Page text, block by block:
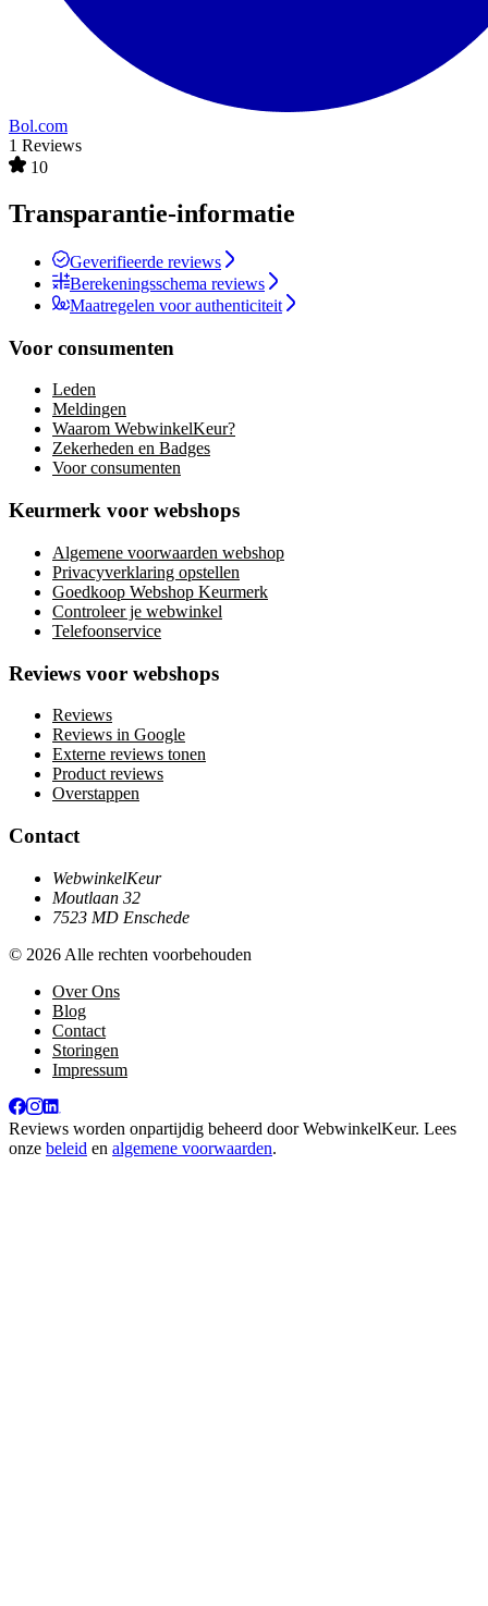
Bol.com
1 Reviews
10
Transparantie-informatie
Geverifieerde reviews
Berekeningsschema reviews
Maatregelen voor authenticiteit
Voor consumenten
Leden
Meldingen
Waarom WebwinkelKeur?
Zekerheden en Badges
Voor consumenten
Keurmerk voor webshops
Algemene voorwaarden webshop
Privacyverklaring opstellen
Goedkoop Webshop Keurmerk
Controleer je webwinkel
Telefoonservice
Reviews voor webshops
Reviews
Reviews in Google
Externe reviews tonen
Product reviews
Overstappen
Contact
WebwinkelKeur
Moutlaan 32
7523 MD Enschede
© 2026 Alle rechten voorbehouden
Over Ons
Blog
Contact
Storingen
Impressum
Reviews worden onpartijdig beheerd doorWebwinkelKeur. Lees
onze beleid en algemene voorwaarden.